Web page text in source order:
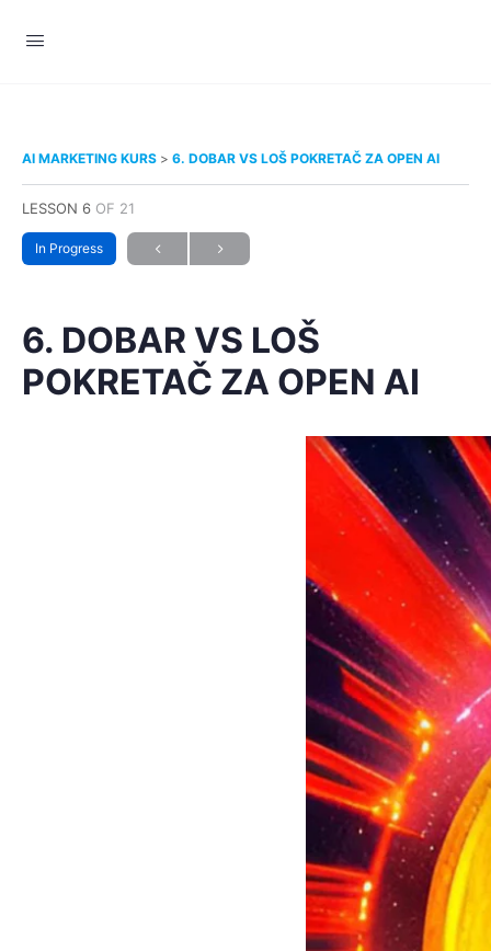
AI MARKETING KURS 6. DOBAR VS LOŠ POKRETAČ ZA OPEN AI
LESSON 6 OF 21
In Progress
6. DOBAR VS LOŠ
POKRETAČ ZA OPEN AI